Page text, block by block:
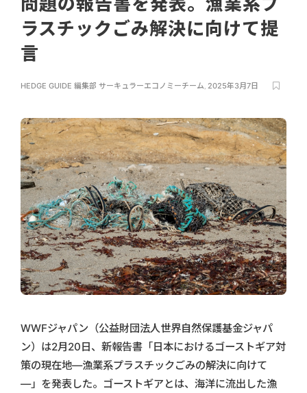
ラスチックごみ解決に向けて提
言
HEDGE GUIDE 編集部 サーキュラーエコノミーチーム, 2025年3月7日
WWFジャパン（公益財団法人世界自然保護基金ジャパ
ン）は2月20日、新報告書「日本におけるゴーストギア対
策の現在地―漁業系プラスチックごみの解決に向けて
―」を発表した。ゴーストギアとは、海洋に流出した漁